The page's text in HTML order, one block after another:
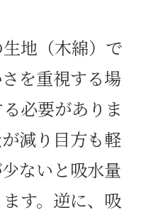
地（木綿）で
を重視する場
必要がありま
減り目方も軽
ないと吸水量
す。逆に、吸